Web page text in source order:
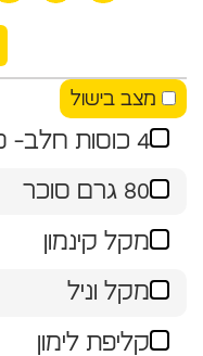
מצב בישול
4 כוסות חלב- סה״כ
80 גרם סוכר
מקל קינמון
מקל וניל
קליפת לימון